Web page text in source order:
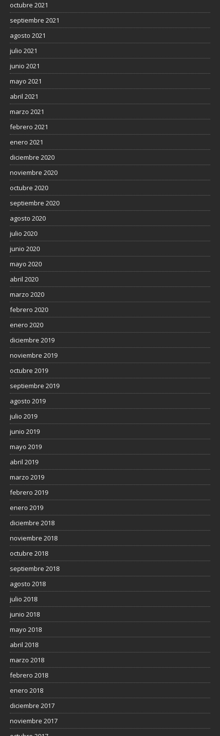
octubre 2021
septiembre 2021
agosto 2021
julio 2021
junio 2021
mayo 2021
abril 2021
marzo 2021
febrero 2021
enero 2021
diciembre 2020
noviembre 2020
octubre 2020
septiembre 2020
agosto 2020
julio 2020
junio 2020
mayo 2020
abril 2020
marzo 2020
febrero 2020
enero 2020
diciembre 2019
noviembre 2019
octubre 2019
septiembre 2019
agosto 2019
julio 2019
junio 2019
mayo 2019
abril 2019
marzo 2019
febrero 2019
enero 2019
diciembre 2018
noviembre 2018
octubre 2018
septiembre 2018
agosto 2018
julio 2018
junio 2018
mayo 2018
abril 2018
marzo 2018
febrero 2018
enero 2018
diciembre 2017
noviembre 2017